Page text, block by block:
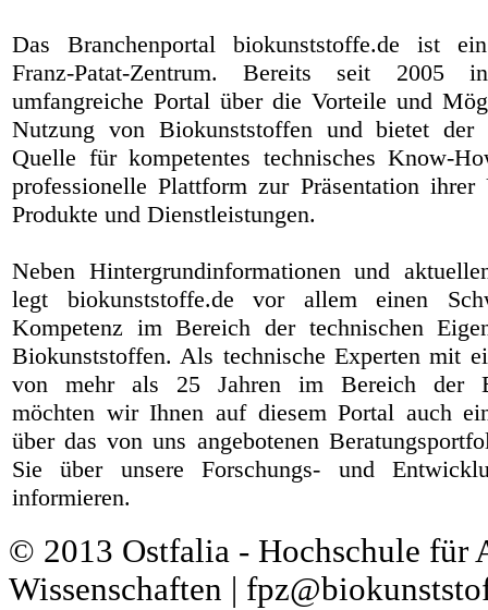
Das Branchenportal biokunststoffe.de ist
Franz-Patat-Zentrum. Bereits seit 2005
umfangreiche Portal über die Vorteile und
Nutzung von Biokunststoffen und bietet der
Quelle für kompetentes technisches Know-
professionelle Plattform zur Präsentation ihrer
Produkte und Dienstleistungen.
Neben Hintergrundinformationen und
legt biokunststoffe.de vor allem einen
Kompetenz im Bereich der technischen
Biokunststoffen. Als technische Experten mit
von mehr als 25 Jahren im Bereich der
möchten wir Ihnen auf diesem Portal auch
über das von uns angebotenen
Sie über unsere Forschungs- und
informieren.
© 2013 Ostfalia - Hochschule für
Wissenschaften |